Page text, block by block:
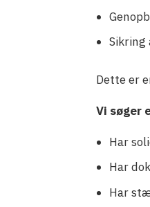
Sikring
Dette er
Vi søger
Har
Har
Har